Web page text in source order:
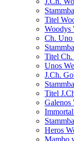
Titel
Woodys
Ch. Uno
Titel
Unos
J.Ch.
Titel
Galenos
Heros
Mambo